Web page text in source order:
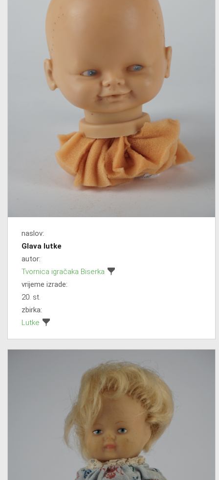
naslov:
Glava lutke
autor:
Tvornica igračaka Biserka
vrijeme izrade:
20. st.
zbirka:
Lutke